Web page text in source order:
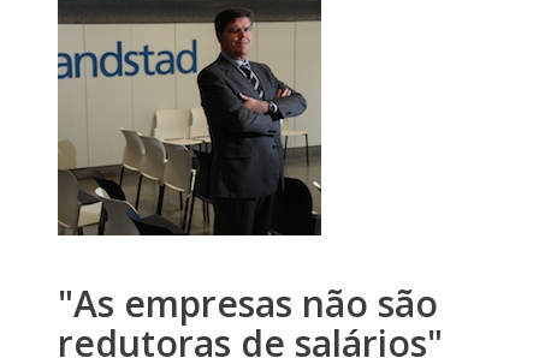
"As empresas não são
redutoras de salários"